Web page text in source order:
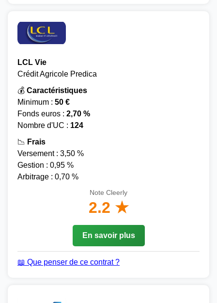
LCL Vie
Crédit Agricole Predica
💰 Caractéristiques
Minimum : 50 €
Fonds euros : 2,70 %
Nombre d'UC : 124
📉 Frais
Versement : 3,50 %
Gestion : 0,95 %
Arbitrage : 0,70 %
Note Cleerly
2.2 ★
En savoir plus
📖 Que penser de ce contrat ?